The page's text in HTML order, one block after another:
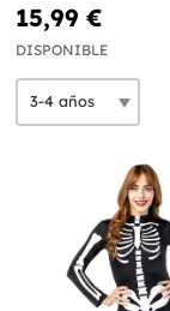
15,99 €
DISPONIBLE